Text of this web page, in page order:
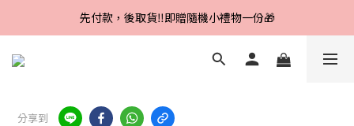
Line好友招募中，首購、回購皆贈100元
先付款，後取貨‼️即贈隨機小禮物一份🎁
Line好友招募中，首購、回購皆贈100元
分享到